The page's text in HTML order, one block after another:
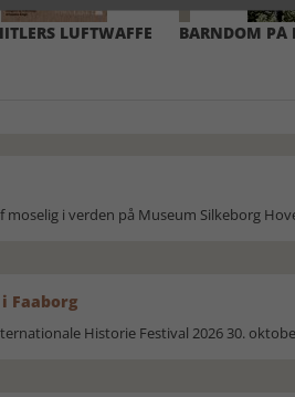
LUFTWAFFE BARNDOM PÅ
moselig i verden på Museum Silkeborg
Faaborg
Historie Festival 2026 30.